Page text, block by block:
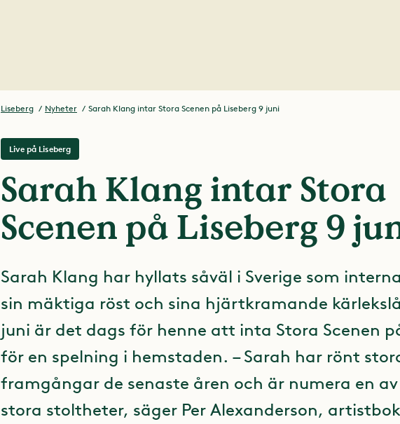
Liseberg Nyheter Sarah Klang intar Stora Scenen på Liseberg 9 juni
Live på Liseberg
Sarah Klang intar Stora
Scenen på Liseberg 9
Sarah Klang har hyllats såväl i Sverige som
sin mäktiga röst och sina hjärtkramande
juni är det dags för henne att inta Stora Scenen
för en spelning i hemstaden. – Sarah har rönt
framgångar de senaste åren och är numera en
stora stoltheter, säger Per Alexanderson,